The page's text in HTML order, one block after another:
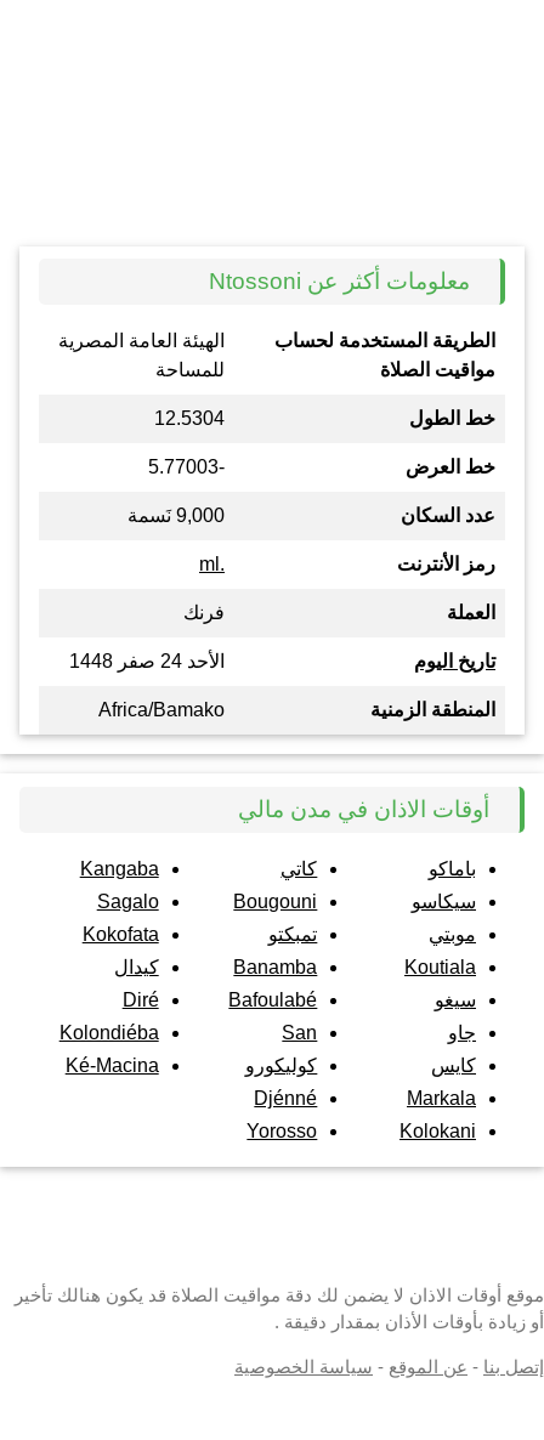
معلومات أكثر عن Ntossoni
الطريقة المستخدمة لحساب
مواقيت الصلاة
الهيئة العامة المصرية
للمساحة
خط الطول 12.5304
خط العرض -5.77003
عدد السكان 9,000 نَسمة
رمز الأنترنت .ml
العملة فرنك
تاريخ اليوم الأحد 24 صفر 1448
المنطقة الزمنية Africa/Bamako
أوقات الاذان في مدن مالي
باماكو
سيكاسو
موبتي
Koutiala
سيغو
جاو
كايس
Markala
Kolokani
كاتي
Bougouni
تمبكتو
Banamba
Bafoulabé
San
كوليكورو
Djénné
Yorosso
Kangaba
Sagalo
Kokofata
كيدال
Diré
Kolondiéba
Ké-Macina
موقع أوقات الاذان لا يضمن لك دقة مواقيت الصلاة قد يكون هنالك تأخير
أو زيادة بأوقات الأذان بمقدار دقيقة .
إتصل بنا - عن الموقع - سياسة الخصوصية